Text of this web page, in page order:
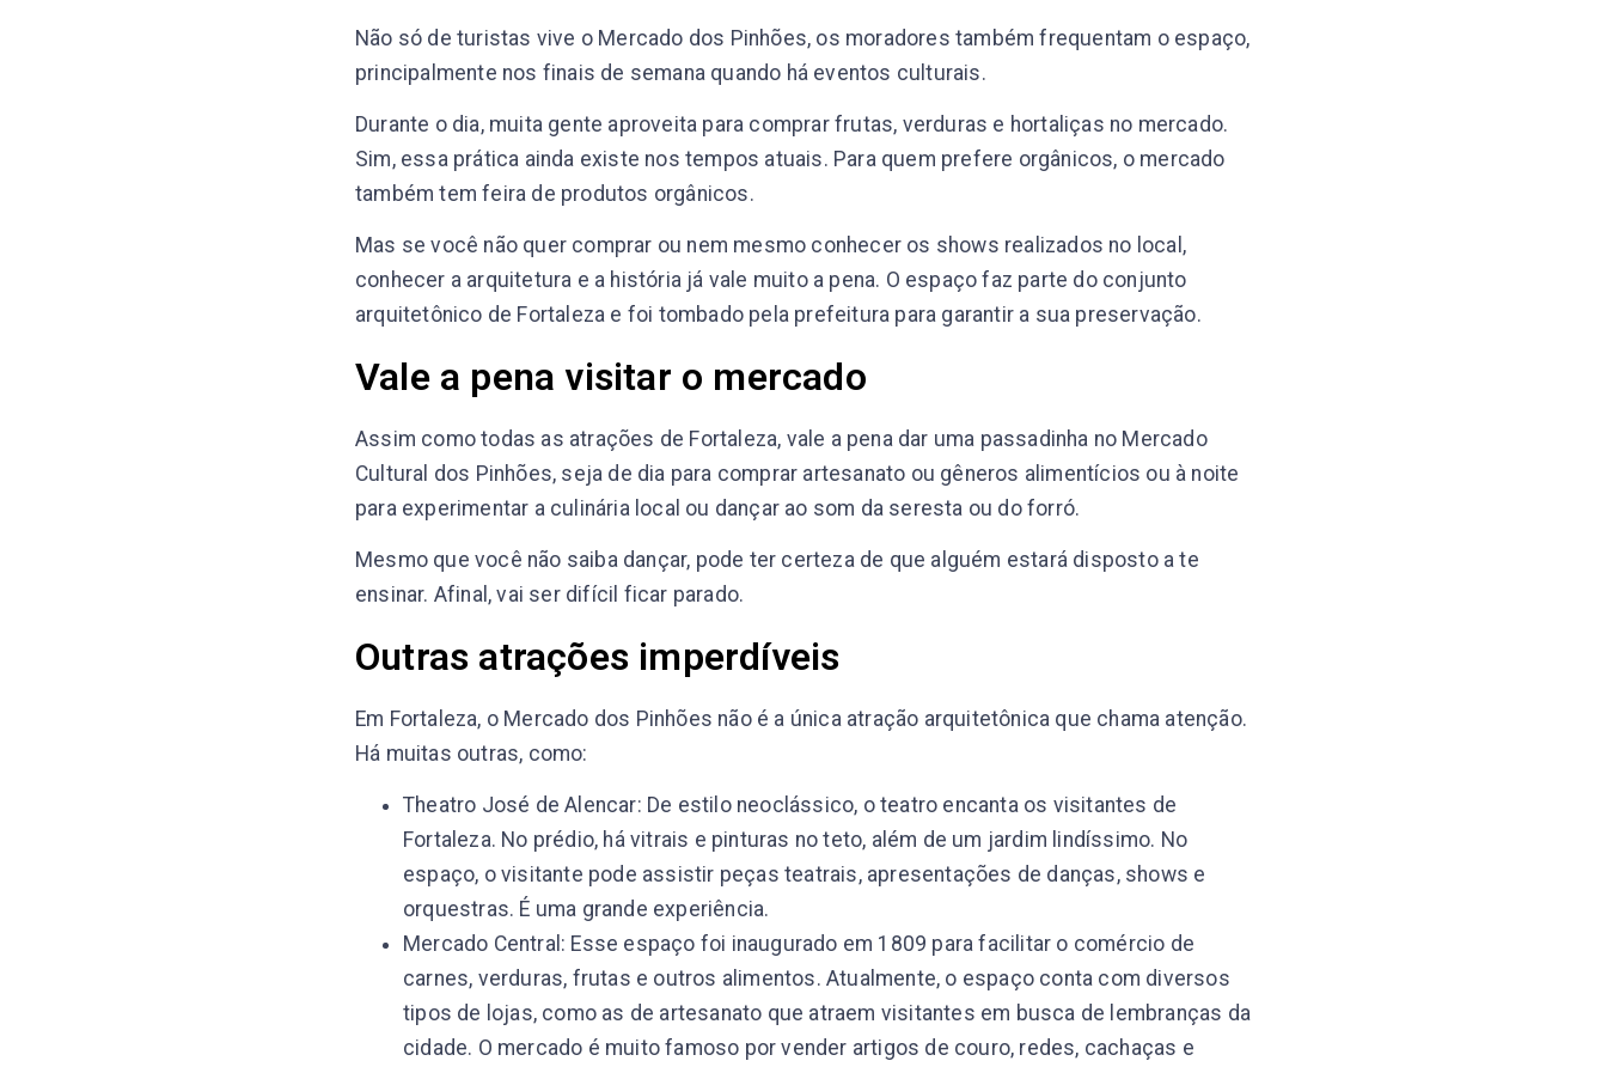
Não só de turistas vive o Mercado dos Pinhões, os moradores também frequentam o espaço,
principalmente nos finais de semana quando há eventos culturais.
Durante o dia, muita gente aproveita para comprar frutas, verduras e hortaliças no mercado.
Sim, essa prática ainda existe nos tempos atuais. Para quem prefere orgânicos, o mercado
também tem feira de produtos orgânicos.
Mas se você não quer comprar ou nem mesmo conhecer os shows realizados no local,
conhecer a arquitetura e a história já vale muito a pena. O espaço faz parte do conjunto
arquitetônico de Fortaleza e foi tombado pela prefeitura para garantir a sua preservação.
Vale a pena visitar o mercado
Assim como todas as atrações de Fortaleza, vale a pena dar uma passadinha no Mercado
Cultural dos Pinhões, seja de dia para comprar artesanato ou gêneros alimentícios ou à noite
para experimentar a culinária local ou dançar ao som da seresta ou do forró.
Mesmo que você não saiba dançar, pode ter certeza de que alguém estará disposto a te
ensinar. Afinal, vai ser difícil ficar parado.
Outras atrações imperdíveis
Em Fortaleza, o Mercado dos Pinhões não é a única atração arquitetônica que chama atenção.
Há muitas outras, como:
Theatro José de Alencar: De estilo neoclássico, o teatro encanta os visitantes de
Fortaleza. No prédio, há vitrais e pinturas no teto, além de um jardim lindíssimo. No
espaço, o visitante pode assistir peças teatrais, apresentações de danças, shows e
orquestras. É uma grande experiência.
Mercado Central: Esse espaço foi inaugurado em 1809 para facilitar o comércio de
carnes, verduras, frutas e outros alimentos. Atualmente, o espaço conta com diversos
tipos de lojas, como as de artesanato que atraem visitantes em busca de lembranças da
cidade. O mercado é muito famoso por vender artigos de couro, redes, cachaças e